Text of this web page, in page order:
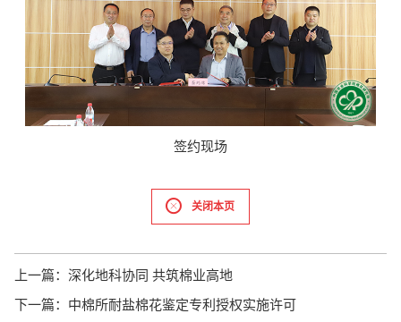
签约现场
关闭本页
上一篇： 深化地科协同 共筑棉业高地
下一篇： 中棉所耐盐棉花鉴定专利授权实施许可